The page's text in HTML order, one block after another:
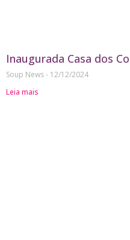
Inaugurada Casa dos
Soup News
12/12/2024
Leia mais